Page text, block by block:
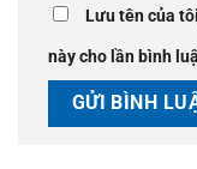
Lưu tên của
này cho lần bình